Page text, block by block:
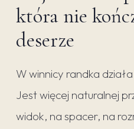
która nie
deserze
W winnicy randka
Jest więcej naturalnej
widok, na spacer, na